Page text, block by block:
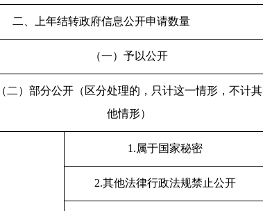
二、上年结转政府信息公开申请数量
（一）予以公开
（二）部分公开（区分处理的，只计这一情形，不计其
他情形）
1.属于国家秘密
2.其他法律行政法规禁止公开